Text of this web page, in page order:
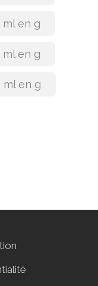
ml en g
ml en g
ml en g